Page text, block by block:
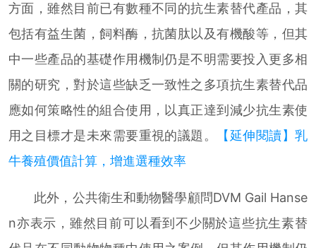
方面，雖然目前已有數種不同的抗生素替代產品，其
包括有益生菌，飼料酶，抗菌肽以及有機酸等，但其
中一些產品的基礎作用機制仍是不明需要投入更多相
關的研究，對於這些缺乏一致性之多項抗生素替代品
應如何策略性的組合使用，以真正達到減少抗生素使
用之目標才是未來需要重視的議題。
【延伸閱讀】乳
牛養殖價值計算，增進選種效率
此外，公共衛生和動物醫學顧問DVM Gail Hanse
n亦表示，雖然目前可以看到不少關於這些抗生素替